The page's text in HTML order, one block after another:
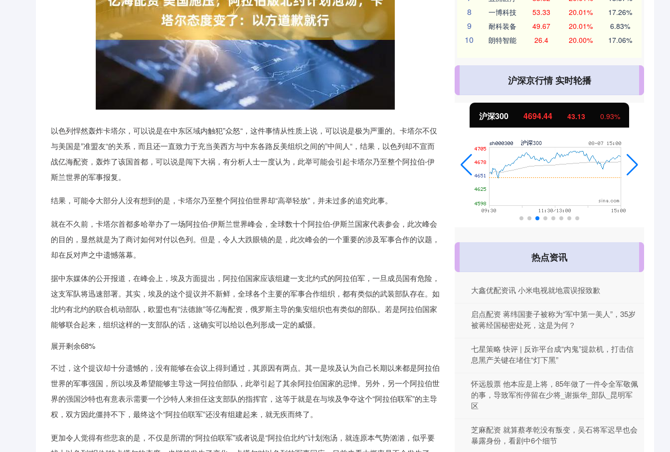
以色列悍然轰炸卡塔尔，可以说是在中东区域内触犯”众怒“，这件事情从性质上说，可以说是极为严重的。卡塔尔不仅
与美国是”准盟友“的关系，而且还一直致力于充当美西方与中东各路反美组织之间的”中间人“，结果，以色列却不宣而
战亿海配资，轰炸了该国首都，可以说是闯下大祸，有分析人士一度认为，此举可能会引起卡塔尔乃至整个阿拉伯-伊
斯兰世界的军事报复。
结果，可能令大部分人没有想到的是，卡塔尔乃至整个阿拉伯世界却“高举轻放”，并未过多的追究此事。
就在不久前，卡塔尔首都多哈举办了一场阿拉伯-伊斯兰世界峰会，全球数十个阿拉伯-伊斯兰国家代表参会，此次峰会
的目的，显然就是为了商讨如何对付以色列。但是，令人大跌眼镜的是，此次峰会的一个重要的涉及军事合作的议题，
却在反对声之中遗憾落幕。
据中东媒体的公开报道，在峰会上，埃及方面提出，阿拉伯国家应该组建一支北约式的阿拉伯军，一旦成员国有危险，
这支军队将迅速部署。其实，埃及的这个提议并不新鲜，全球各个主要的军事合作组织，都有类似的武装部队存在。如
北约有北约的联合机动部队，欧盟也有“法德旅”等亿海配资，俄罗斯主导的集安组织也有类似的部队。若是阿拉伯国家
能够联合起来，组织这样的一支部队的话，这确实可以给以色列形成一定的威慑。
展开剩余68%
不过，这个提议却十分遗憾的，没有能够在会议上得到通过，其原因有两点。其一是埃及认为自己长期以来都是阿拉伯
世界的军事强国，所以埃及希望能够主导这一阿拉伯部队，此举引起了其余阿拉伯国家的忌惮。另外，另一个阿拉伯世
界的强国沙特也有意表示需要一个沙特人来担任这支部队的指挥官，这等于就是在与埃及争夺这个“阿拉伯联军”的主导
权，双方因此僵持不下，最终这个“阿拉伯联军”还没有组建起来，就无疾而终了。
更加令人觉得有些悲哀的是，不仅是所谓的“阿拉伯联军”或者说是“阿拉伯北约”计划泡汤，就连原本气势汹汹，似乎要
8 一博科技 53.33 20.01% 17.26%
9 耐科装备 49.67 20.01% 6.83%
10 朗特智能 26.4 20.00% 17.06%
沪深京行情 实时轮播
北证50 1134.24 11.37 1.01%
热点资讯
大鑫优配资讯 小米电视就地震误报致歉
启点配资 蒋纬国妻子被称为“军中第一美人”，35岁
被蒋经国秘密处死，这是为何？
七星策略 快评 | 反诈平台成“内鬼”提款机，打击信
息黑产关键在堵住“灯下黑”
怀远股票 他本应是上将，85年做了一件令全军敬佩
的事，导致军衔停留在少将_谢振华_部队_昆明军
区
芝麻配资 就算蔡孝乾没有叛变，吴石将军迟早也会
暴露身份，看剧中6个细节